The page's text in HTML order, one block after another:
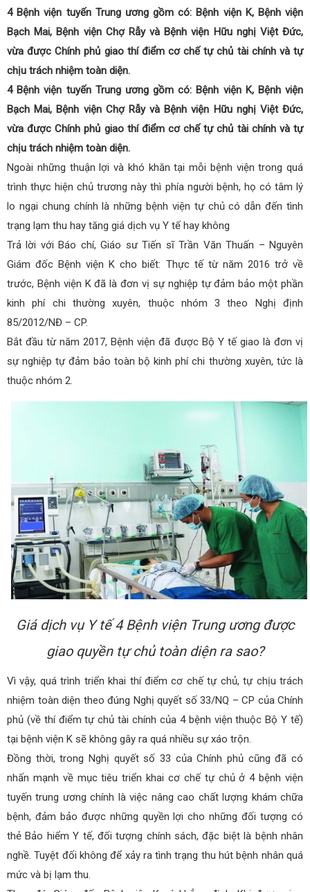
4 Bệnh viện tuyến Trung ương gồm có: Bệnh viện K, Bệnh viện
Bạch Mai, Bệnh viện Chợ Rẫy và Bệnh viện Hữu nghị Việt Đức,
vừa được Chính phủ giao thí điểm cơ chế tự chủ tài chính và tự
chịu trách nhiệm toàn diện.
4 Bệnh viện tuyến Trung ương gồm có: Bệnh viện K, Bệnh viện
Bạch Mai, Bệnh viện Chợ Rẫy và Bệnh viện Hữu nghị Việt Đức,
vừa được Chính phủ giao thí điểm cơ chế tự chủ tài chính và tự
chịu trách nhiệm toàn diện.
Ngoài những thuận lợi và khó khăn tại mỗi bệnh viện trong quá
trình thực hiện chủ trương này thì phía người bệnh, họ có tâm lý
lo ngại chung chính là những bệnh viện tự chủ có dẫn đến tình
trạng lạm thu hay tăng giá dịch vụ Y tế hay không
Trả lời với Báo chí, Giáo sư Tiến sĩ Trần Văn Thuấn – Nguyên
Giám đốc Bệnh viện K cho biết: Thực tế từ năm 2016 trở về
trước, Bệnh viện K đã là đơn vị sự nghiệp tự đảm bảo một phần
kinh phí chi thường xuyên, thuộc nhóm 3 theo Nghị định
85/2012/NĐ – CP.
Bắt đầu từ năm 2017, Bệnh viện đã được Bộ Y tế giao là đơn vị
sự nghiệp tự đảm bảo toàn bộ kinh phí chi thường xuyên, tức là
thuộc nhóm 2.
Giá dịch vụ Y tế 4 Bệnh viện Trung ương được
giao quyền tự chủ toàn diện ra sao?
Vì vậy, quá trình triển khai thí điểm cơ chế tự chủ, tự chịu trách
nhiệm toàn diện theo đúng Nghị quyết số 33/NQ – CP của Chính
phủ (về thí điểm tự chủ tài chính của 4 bệnh viện thuộc Bộ Y tế)
tại bệnh viện K sẽ không gây ra quá nhiều sự xáo trộn.
Đồng thời, trong Nghị quyết số 33 của Chính phủ cũng đã có
nhấn mạnh về mục tiêu triển khai cơ chế tự chủ ở 4 bệnh viện
tuyến trung ương chính là việc nâng cao chất lượng khám chữa
bệnh, đảm bảo được những quyền lợi cho những đối tượng có
thẻ Bảo hiểm Y tế, đối tượng chính sách, đặc biệt là bệnh nhân
nghề. Tuyệt đối không để xảy ra tình trạng thu hút bệnh nhân quá
mức và bị lạm thu.